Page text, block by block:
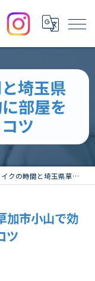
埼玉県
部屋を
ツ
玉県草加市小山で効率的に部屋をリフォームするコツ
加市小山で効
ツ